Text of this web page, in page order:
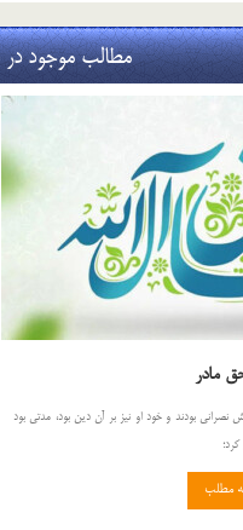
مطالب موجود
مادر
نصرانی بودند و خود او نیز بر آن دین بود، مدتی بود
مطلب